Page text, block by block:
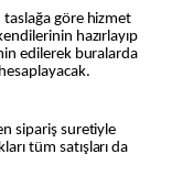
taslağa göre hizmet
hazırlayıp
edilerek buralarda
sipariş suretiyle
tüm satışları da